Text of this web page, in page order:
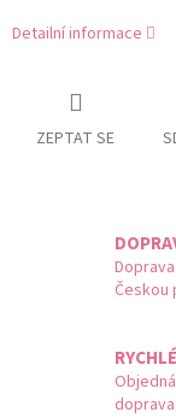
Detailní informace
ZEPTAT SE
Českou